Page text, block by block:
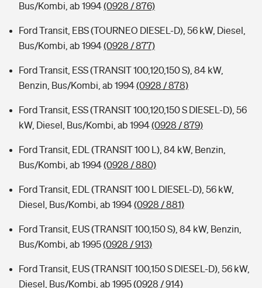
Bus/Kombi, ab 1994(0928 / 876)
Ford Transit, EBS (TOURNEO DIESEL-D), 56 kW, Diesel,
Bus/Kombi, ab 1994(0928 / 877)
Ford Transit, ESS (TRANSIT 100,120,150 S), 84 kW,
Benzin, Bus/Kombi, ab 1994(0928 / 878)
Ford Transit, ESS (TRANSIT 100,120,150 S DIESEL-D), 56
kW, Diesel, Bus/Kombi, ab 1994(0928 / 879)
Ford Transit, EDL (TRANSIT 100 L), 84 kW, Benzin,
Bus/Kombi, ab 1994(0928 / 880)
Ford Transit, EDL (TRANSIT 100 L DIESEL-D), 56 kW,
Diesel, Bus/Kombi, ab 1994(0928 / 881)
Ford Transit, EUS (TRANSIT 100,150 S), 84 kW, Benzin,
Bus/Kombi, ab 1995(0928 / 913)
Ford Transit, EUS (TRANSIT 100,150 S DIESEL-D), 56 kW,
Diesel, Bus/Kombi, ab 1995(0928 / 914)